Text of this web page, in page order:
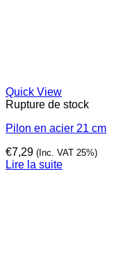
Quick View
Rupture de stock
Pilon en acier 21 cm
€7,29 (Inc. VAT 25%)
Lire la suite